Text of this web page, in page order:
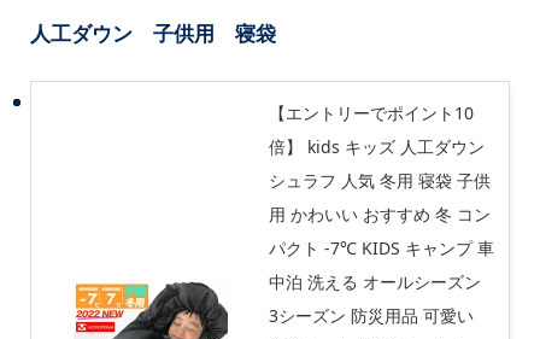
人工ダウン 子供用 寝袋
【エントリーでポイント10
倍】 kids キッズ 人工ダウン
シュラフ 人気 冬用 寝袋 子供
用 かわいい おすすめ 冬 コン
パクト -7℃ KIDS キャンプ 車
中泊 洗える オールシーズン
3シーズン 防災用品 可愛い